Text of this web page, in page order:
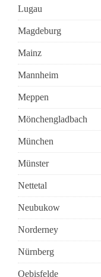
Lugau
Magdeburg
Mainz
Mannheim
Meppen
Mönchengladbach
München
Münster
Nettetal
Neubukow
Norderney
Nürnberg
Oebisfelde